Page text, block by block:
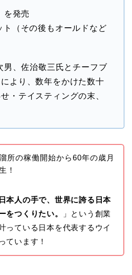
を発売
の後もオールドなど
男、佐治敬三氏とチーフブ
より、数年をかけた数十
・テイスティングの末、
所の稼働開始から60年の歳月
！
日本人の手で、世界に誇る日本
をつくりたい。
」という創業
っている日本を代表するウイ
ています！